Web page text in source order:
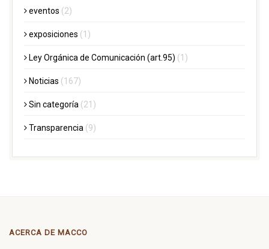
eventos (2)
exposiciones (1)
Ley Orgánica de Comunicación (art.95) (1)
Noticias (167)
Sin categoría (21)
Transparencia (9)
ACERCA DE MACCO